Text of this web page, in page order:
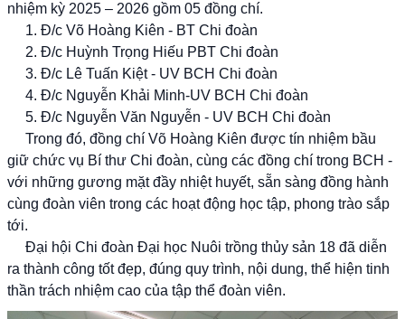
nhiệm kỳ 2025 – 2026 gồm 05 đồng chí.
1. Đ/c Võ Hoàng Kiên - BT Chi đoàn
2. Đ/c Huỳnh Trọng Hiếu PBT Chi đoàn
3. Đ/c Lê Tuấn Kiệt - UV BCH Chi đoàn
4. Đ/c Nguyễn Khải Minh-UV BCH Chi đoàn
5. Đ/c Nguyễn Văn Nguyễn - UV BCH Chi đoàn
Trong đó, đồng chí Võ Hoàng Kiên được tín nhiệm bầu
giữ chức vụ Bí thư Chi đoàn, cùng các đồng chí trong BCH -
với những gương mặt đầy nhiệt huyết, sẵn sàng đồng hành
cùng đoàn viên trong các hoạt động học tập, phong trào sắp
tới.
Đại hội Chi đoàn Đại học Nuôi trồng thủy sản 18 đã diễn
ra thành công tốt đẹp, đúng quy trình, nội dung, thể hiện tinh
thần trách nhiệm cao của tập thể đoàn viên.